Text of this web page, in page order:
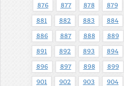
876 877 878 879
881 882 883 884
886 887 888 889
891 892 893 894
896 897 898 899
901 902 903 904